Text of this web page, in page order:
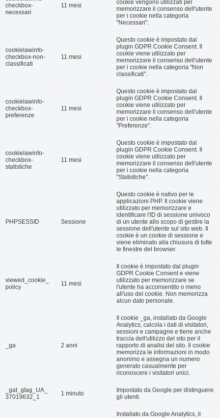
checkbox-
necessari
11 mesi
cookie vengono utilizzati per
memorizzare il consenso dell'utente
per i cookie nella categoria
"Necessari".
cookielawinfo-
checkbox-non-
classificati
11 mesi
Questo cookie è impostato dal
plugin GDPR Cookie Consent. Il
cookie viene utilizzato per
memorizzare il consenso dell'utente
per i cookie nella categoria "Non
classificati".
cookielawinfo-
checkbox-
preferenze
11 mesi
Questo cookie è impostato dal
plugin GDPR Cookie Consent. Il
cookie viene utilizzato per
memorizzare il consenso dell'utente
per i cookie nella categoria
"Preferenze".
cookielawinfo-
checkbox-
statistiche
11 mesi
Questo cookie è impostato dal
plugin GDPR Cookie Consent. Il
cookie viene utilizzato per
memorizzare il consenso dell'utente
per i cookie nella categoria
"Statistiche".
PHPSESSID Sessione
Questo cookie è nativo per le
applicazioni PHP. Il cookie viene
utilizzato per memorizzare e
identificare l'ID di sessione univoco
di un utente allo scopo di gestire la
sessione dell'utente sul sito web. Il
cookie è un cookie di sessione e
viene eliminato alla chiusura di tutte
le finestre del browser.
viewed_cookie_
policy
11 mesi
Il cookie è impostato dal plugin
GDPR Cookie Consent e viene
utilizzato per memorizzare se
l'utente ha acconsentito o meno
all'uso dei cookie. Non memorizza
alcun dato personale.
_ga 2 anni
Il cookie _ga, installato da Google
Analytics, calcola i dati di visitatori,
sessioni e campagne e tiene anche
traccia dell'utilizzo del sito per il
rapporto di analisi del sito. Il cookie
memorizza le informazioni in modo
anonimo e assegna un numero
generato casualmente per
riconoscere i visitatori unici.
_gat_gtag_UA_
37019632_1
1 minuto
Impostato da Google per distinguere
gli utenti.
Installato da Google Analytics, il